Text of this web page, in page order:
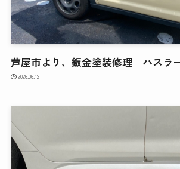
芦屋市より、鈑金塗装修理 ハスラ
2026.06.12